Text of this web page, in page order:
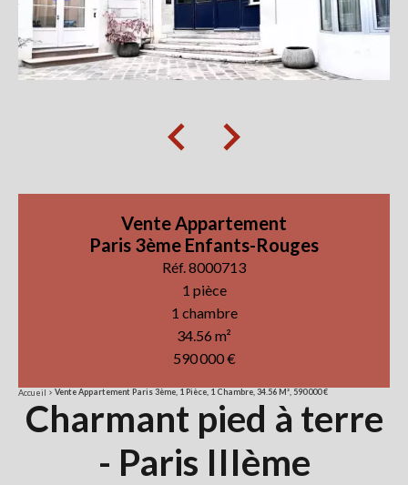
Vente Appartement
Paris 3ème Enfants-Rouges
Réf. 8000713
1 pièce
1 chambre
34.56 m²
590 000 €
Accueil Vente Appartement Paris 3ème, 1 Pièce, 1 Chambre, 34.56 M², 590 000 €
Charmant pied à terre
- Paris IIIème